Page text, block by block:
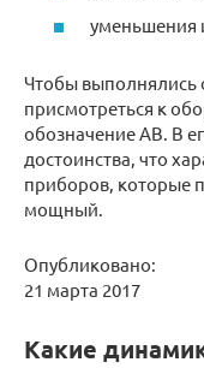
уменьшения
Чтобы выполнялись
присмотреться к
обозначение AB. В
достоинства, что
приборов, которые
мощный.
Опубликовано:
21 марта 2017
Какие